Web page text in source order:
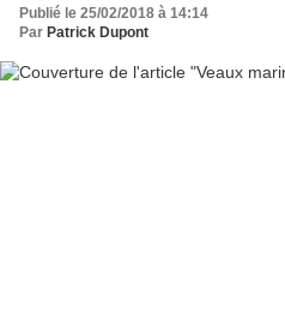
Publié le 25/02/2018 à 14:14
Par Patrick Dupont